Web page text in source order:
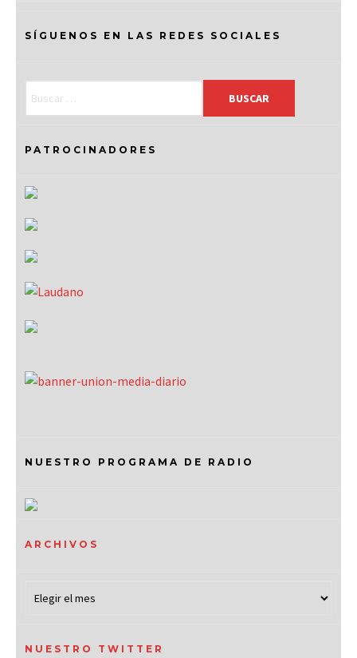
SÍGUENOS EN LAS REDES SOCIALES
PATROCINADORES
NUESTRO PROGRAMA DE RADIO
ARCHIVOS
NUESTRO TWITTER